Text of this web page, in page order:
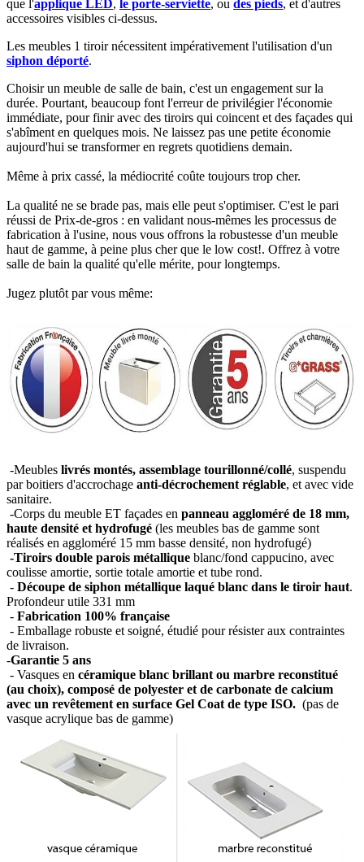
que l'applique LED, le porte-serviette, ou des pieds, et d'autres
accessoires visibles ci-dessus.​
Les meubles 1 tiroir nécessitent impérativement l'utilisation d'un
siphon déporté.​​
Choisir un meuble de salle de bain, c'est un engagement sur la
durée. Pourtant, beaucoup font l'erreur de privilégier l'économie
immédiate, pour finir avec des tiroirs qui coincent et des façades qui
s'abîment en quelques mois. Ne laissez pas une petite économie
aujourd'hui se transformer en regrets quotidiens demain.
Même à prix cassé, la médiocrité coûte toujours trop cher.
La qualité ne se brade pas, mais elle peut s'optimiser. C'est le pari
réussi de Prix-de-gros : en validant nous-mêmes les processus de
fabrication à l'usine, nous vous offrons la robustesse d'un meuble
haut de gamme, à peine plus cher que le low cost!. Offrez à votre
salle de bain la qualité qu'elle mérite, pour longtemps.
Jugez plutôt par vous même:
-Meubles livrés montés, assemblage tourillonné/collé, suspendu
par boitiers d'accrochage anti-décrochement réglable, et avec vide
sanitaire.
-Corps du meuble ET façades en panneau aggloméré de 18 mm,
haute densité et hydrofugé (les meubles bas de gamme sont
réalisés en aggloméré 15 mm basse densité, non hydrofugé)
-Tiroirs double parois métallique blanc/fond cappucino, avec
coulisse amortie, sortie totale amortie et tube rond.
- Découpe de siphon métallique laqué blanc dans le tiroir haut.
Profondeur utile 331 mm
- Fabrication 100% française
- Emballage robuste et soigné, étudié pour résister aux contraintes
de livraison.
-Garantie 5 ans
- Vasques en céramique blanc brillant ou marbre reconstitué
(au choix), composé de polyester et de carbonate de calcium
avec un revêtement en surface Gel Coat de type ISO. (pas de
vasque acrylique bas de gamme)